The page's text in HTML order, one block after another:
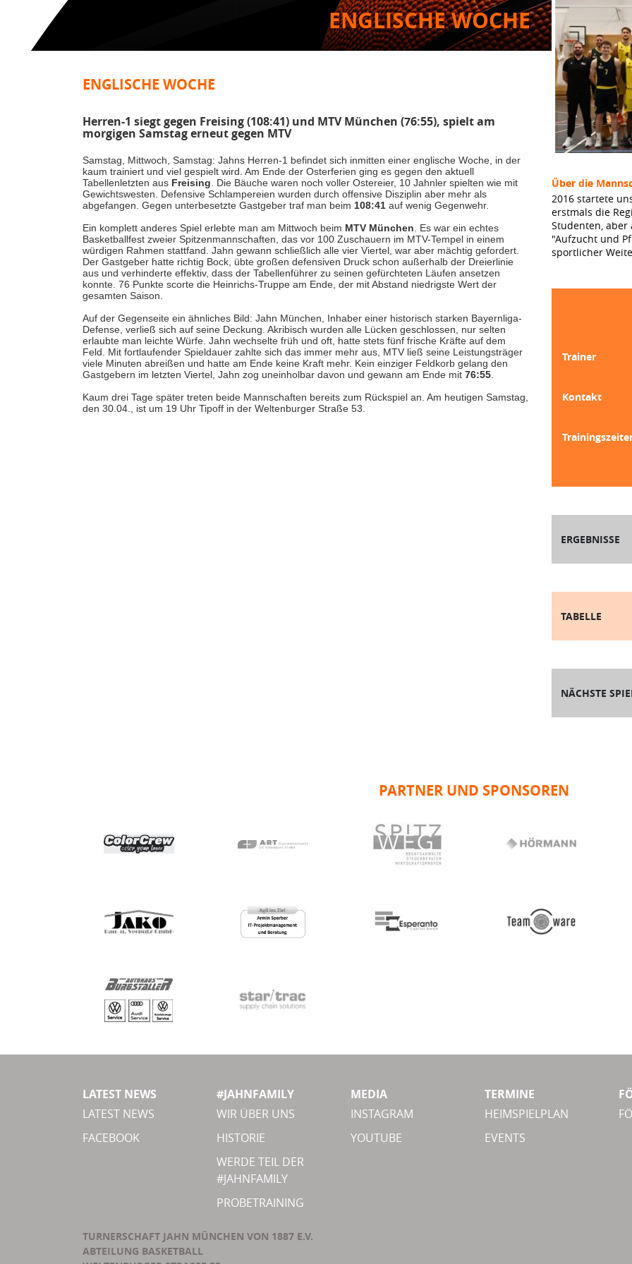
ENGLISCHE WOCHE
ENGLISCHE WOCHE
Herren-1 siegt gegen Freising (108:41) und MTV München (76:55), spielt am
morgigen Samstag erneut gegen MTV
Samstag, Mittwoch, Samstag: Jahns Herren-1 befindet sich inmitten einer englische Woche, in der
kaum trainiert und viel gespielt wird. Am Ende der Osterferien ging es gegen den aktuell
Tabellenletzten aus Freising . Die Bäuche waren noch voller Ostereier, 10 Jahnler spielten wie mit
Gewichtswesten. Defensive Schlampereien wurden durch offensive Disziplin aber mehr als
abgefangen. Gegen unterbesetzte Gastgeber traf man beim 108:41 auf wenig Gegenwehr.
Ein komplett anderes Spiel erlebte man am Mittwoch beim MTV München . Es war ein echtes
Basketballfest zweier Spitzenmannschaften, das vor 100 Zuschauern im MTV-Tempel in einem
würdigen Rahmen stattfand. Jahn gewann schließlich alle vier Viertel, war aber mächtig gefordert.
Der Gastgeber hatte richtig Bock, übte großen defensiven Druck schon außerhalb der Dreierlinie
aus und verhinderte effektiv, dass der Tabellenführer zu seinen gefürchteten Läufen ansetzen
konnte. 76 Punkte scorte die Heinrichs-Truppe am Ende, der mit Abstand niedrigste Wert der
gesamten Saison.
Auf der Gegenseite ein ähnliches Bild: Jahn München, Inhaber einer historisch starken Bayernliga-
Defense, verließ sich auf seine Deckung. Akribisch wurden alle Lücken geschlossen, nur selten
erlaubte man leichte Würfe. Jahn wechselte früh und oft, hatte stets fünf frische Kräfte auf dem
Feld. Mit fortlaufender Spieldauer zahlte sich das immer mehr aus, MTV ließ seine Leistungsträger
viele Minuten abreißen und hatte am Ende keine Kraft mehr. Kein einziger Feldkorb gelang den
Gastgebern im letzten Viertel, Jahn zog uneinholbar davon und gewann am Ende mit 76:55
Kaum drei Tage später treten beide Mannschaften bereits zum Rückspiel an. Am heutigen Samstag,
den 30.04., ist um 19 Uhr Tipoff in der Weltenburger Straße 53.
Über die
2016 startete
erstmals die
Studenten, aber
"Aufzucht und
sportlicher
Trainer
Kontakt
ERGEBNISSE
TABELLE
NÄCHSTE
PARTNER UND SPONSOREN
LATEST NEWS
LATEST NEWS
FACEBOOK
#JAHNFAMILY
WIR ÜBER UNS
HISTORIE
WERDE TEIL DER
#JAHNFAMILY
PROBETRAINING
MEDIA
INSTAGRAM
YOUTUBE
TERMINE
HEIMSPIELPLAN
EVENTS
TURNERSCHAFT JAHN MÜNCHEN VON 1887 E.V.
ABTEILUNG BASKETBALL